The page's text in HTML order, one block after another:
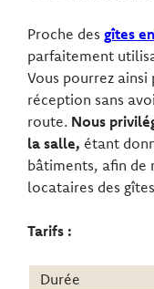
Proche des gîtes
parfaitement
Vous pourrez
réception sans
route. Nous
la salle, étant
bâtiments, afin de
locataires des
Tarifs :
Durée